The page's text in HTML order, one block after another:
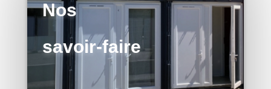
Nos
savoir-faire